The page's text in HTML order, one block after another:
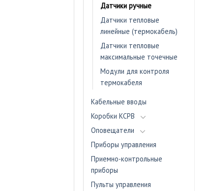
Датчики ручные
Датчики тепловые
линейные (термокабель)
Датчики тепловые
максимальные точечные
Модули для контроля
термокабеля
Кабельные вводы
Коробки КСРВ
Оповещатели
Приборы управления
Приемно-контрольные
приборы
Пульты управления